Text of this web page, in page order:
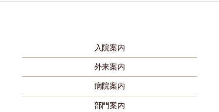
入院案内
外来案内
病院案内
部門案内